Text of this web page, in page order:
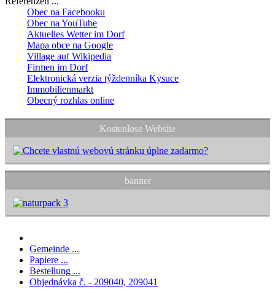
Obec na Facebooku
Obec na YouTube
Aktuelles Wetter im Dorf
Mapa obce na Google
Village auf Wikipedia
Firmen im Dorf
Elektronická verzia týždenníka Kysuce
Immobilienmarkt
Obecný rozhlas online
Kostenlose Website
banner
Gemeinde ...
Papiere ...
Bestellung ...
Objednávka č. - 209040, 209041